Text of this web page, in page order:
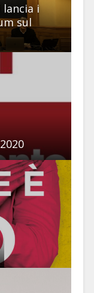
lancia i
sul